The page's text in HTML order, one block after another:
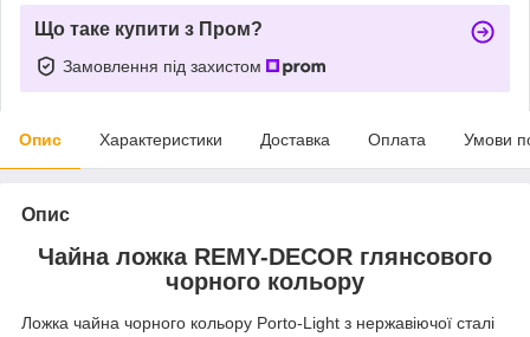
Що таке купити з Пром?
Замовлення під захистом
Опис Характеристики Доставка Оплата Умови
Опис
Чайна ложка REMY-DECOR глянсового
чорного кольору
Ложка чайна чорного кольору Porto-Light з нержавіючої сталі